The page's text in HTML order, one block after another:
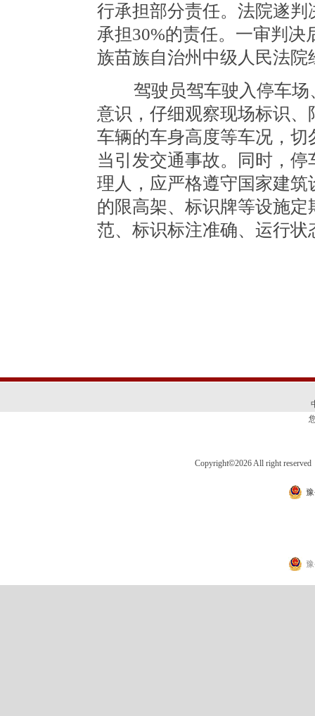
行承担部分责任。法院遂
承担30%的责任。一审判
族苗族自治州中级人民法
驾驶员驾车驶入停车场
意识，仔细观察现场标识
车辆的车身高度等车况，
当引发交通事故。同时，
理人，应严格遵守国家建
的限高架、标识牌等设施
范、标识标注准确、运行
Copyright©2026 All right